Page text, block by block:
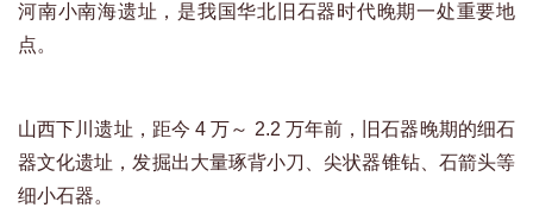
河南小南海遗址，是我国华北旧石器时代晚期一处重要地
点。
山西下川遗址，距今 4 万～ 2.2 万年前，旧石器晚期的细石
器文化遗址，发掘出大量琢背小刀、尖状器锥钻、石箭头等
细小石器。